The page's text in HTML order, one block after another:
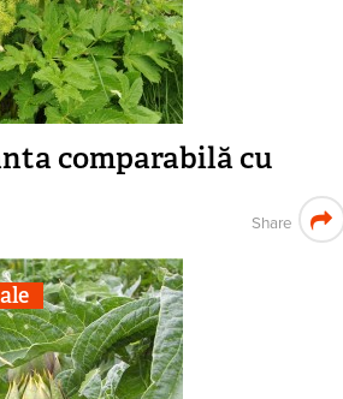
comparabilă cu
Share